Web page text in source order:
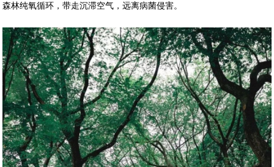
森林纯氧循环，带走沉滞空气，远离病菌侵害。